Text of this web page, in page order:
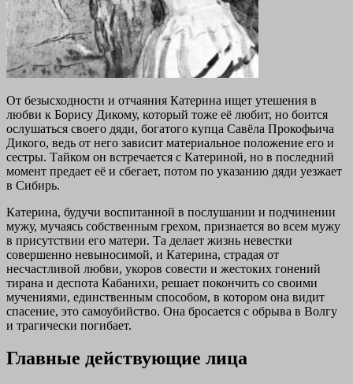
От безысходности и отчаяния Катерина ищет утешения в
любви к Борису Дикому, который тоже её любит, но боится
ослушаться своего дяди, богатого купца Савёла Прокофьича
Дикого, ведь от него зависит материальное положение его и
сестры. Тайком он встречается с Катериной, но в последний
момент предает её и сбегает, потом по указанию дяди уезжает
в Сибирь.
Катерина, будучи воспитанной в послушании и подчинении
мужу, мучаясь собственным грехом, признается во всем мужу
в присутствии его матери. Та делает жизнь невестки
совершенно невыносимой, и Катерина, страдая от
несчастливой любви, укоров совести и жестоких гонений
тирана и деспота Кабанихи, решает покончить со своими
мучениями, единственным способом, в котором она видит
спасение, это самоубийство. Она бросается с обрыва в Волгу
и трагически погибает.
Главные действующие лица